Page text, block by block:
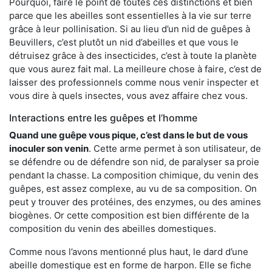
parce que les abeilles sont essentielles à la vie sur terre
grâce à leur pollinisation. Si au lieu d’un nid de guêpes à
Beuvillers, c’est plutôt un nid d’abeilles et que vous le
détruisez grâce à des insecticides, c’est à toute la planète
que vous aurez fait mal. La meilleure chose à faire, c’est de
laisser des professionnels comme nous venir inspecter et
vous dire à quels insectes, vous avez affaire chez vous.
Interactions entre les guêpes et l’homme
Quand une guêpe vous pique, c’est dans le but de vous
inoculer son venin. Cette arme permet à son utilisateur, de
se défendre ou de défendre son nid, de paralyser sa proie
pendant la chasse. La composition chimique, du venin des
guêpes, est assez complexe, au vu de sa composition. On
peut y trouver des protéines, des enzymes, ou des amines
biogènes. Or cette composition est bien différente de la
composition du venin des abeilles domestiques.
Comme nous l’avons mentionné plus haut, le dard d’une
abeille domestique est en forme de harpon. Elle se fiche